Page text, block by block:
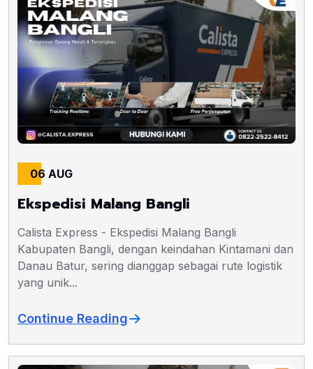
06 AUG
Ekspedisi Malang Bangli
Calista Express - Ekspedisi Malang Bangli
Kabupaten Bangli, dengan keindahan Kintamani dan
Danau Batur, sering dianggap sebagai rute logistik
yang unik...
Continue Reading